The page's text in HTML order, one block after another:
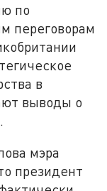
по
переговорам
в
выводы о
мэра
президент